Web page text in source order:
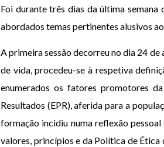
Foi durante três dias da última
abordados temas pertinentes alusivos
A primeira sessão decorreu no dia 24 de
de vida, procedeu-se à respetiva
enumerados os fatores promotores
Resultados (EPR), aferida para a
formação incidiu numa reflexão
valores, princípios e da Política de